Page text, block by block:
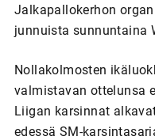
Jalkapallokerhon
junnuista sunnuntaina
Nollakolmosten
valmistavan ottelunsa
Liigan karsinnat
edessä SM-